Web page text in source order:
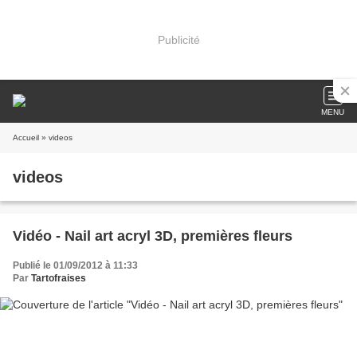
Publicité
MENU
Accueil » videos
videos
Vidéo - Nail art acryl 3D, premières fleurs
Publié le 01/09/2012 à 11:33
Par Tartofraises